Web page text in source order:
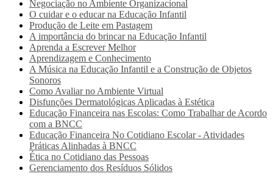
Negociação no Ambiente Organizacional
O cuidar e o educar na Educação Infantil
Produção de Leite em Pastagem
A importância do brincar na Educação Infantil
Aprenda a Escrever Melhor
Aprendizagem e Conhecimento
A Música na Educação Infantil e a Construção de Objetos
Sonoros
Como Avaliar no Ambiente Virtual
Disfunções Dermatológicas Aplicadas à Estética
Educação Financeira nas Escolas: Como Trabalhar de Acordo
com a BNCC
Educação Financeira No Cotidiano Escolar - Atividades
Práticas Alinhadas à BNCC
Ética no Cotidiano das Pessoas
Gerenciamento dos Resíduos Sólidos